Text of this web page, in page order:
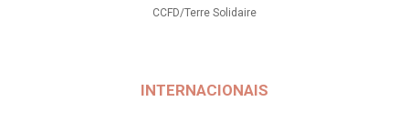
CCFD/Terre Solidaire
INTERNACIONAIS